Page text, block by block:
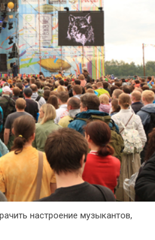
настроение музыкантов,